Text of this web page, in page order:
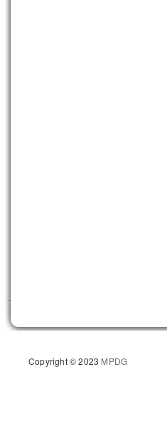
Copyright © 2023 MPDG